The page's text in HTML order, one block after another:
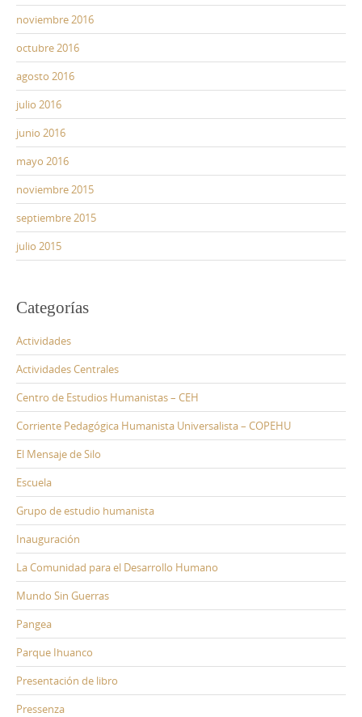
noviembre 2016
octubre 2016
agosto 2016
julio 2016
junio 2016
mayo 2016
noviembre 2015
septiembre 2015
julio 2015
Categorías
Actividades
Actividades Centrales
Centro de Estudios Humanistas – CEH
Corriente Pedagógica Humanista Universalista – COPEHU
El Mensaje de Silo
Escuela
Grupo de estudio humanista
Inauguración
La Comunidad para el Desarrollo Humano
Mundo Sin Guerras
Pangea
Parque Ihuanco
Presentación de libro
Pressenza